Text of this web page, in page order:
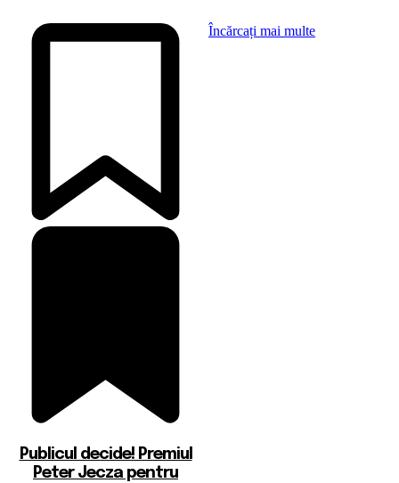
Publicul decide! Premiul
Peter Jecza pentru
Încărcați mai multe